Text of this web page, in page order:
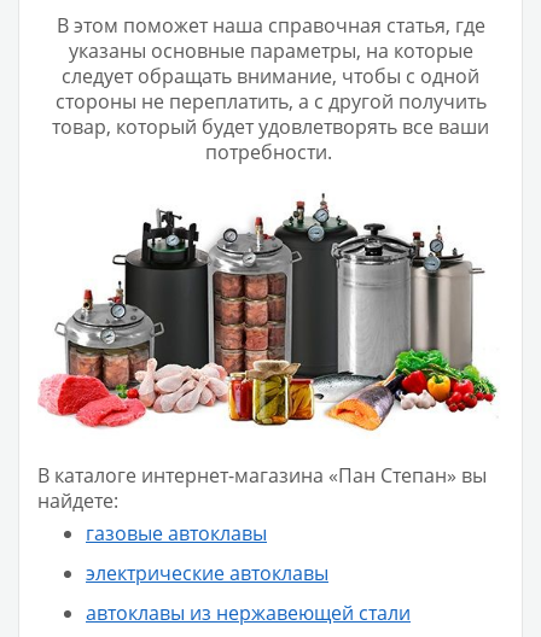
В этом поможет наша справочная статья, где
указаны основные параметры, на которые
следует обращать внимание, чтобы с одной
стороны не переплатить, а с другой получить
товар, который будет удовлетворять все ваши
потребности.
В каталоге интернет-магазина «Пан Степан» вы
найдете:
газовые автоклавы
электрические автоклавы
автоклавы из нержавеющей стали